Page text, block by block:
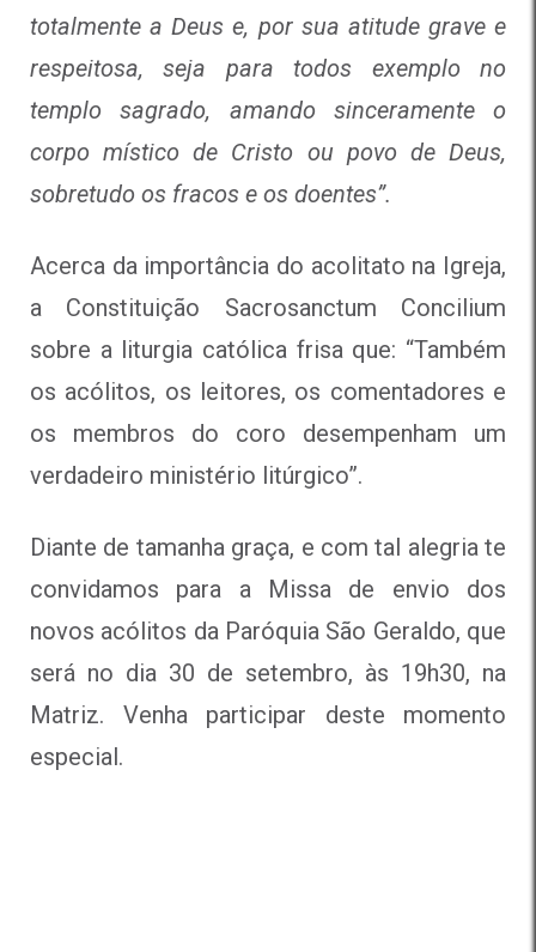
totalmente a Deus e, por sua atitude grave e
respeitosa, seja para todos exemplo no
templo sagrado, amando sinceramente o
corpo místico de Cristo ou povo de Deus,
sobretudo os fracos e os doentes”.
Acerca da importância do acolitato na Igreja,
a Constituição Sacrosanctum Concilium
sobre a liturgia católica frisa que: “Também
os acólitos, os leitores, os comentadores e
os membros do coro desempenham um
verdadeiro ministério litúrgico”.
Diante de tamanha graça, e com tal alegria te
convidamos para a Missa de envio dos
novos acólitos da Paróquia São Geraldo, que
será no dia 30 de setembro, às 19h30, na
Matriz. Venha participar deste momento
especial.